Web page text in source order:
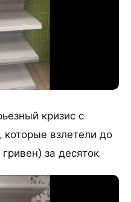
кризис с
взлетели до
за десяток.